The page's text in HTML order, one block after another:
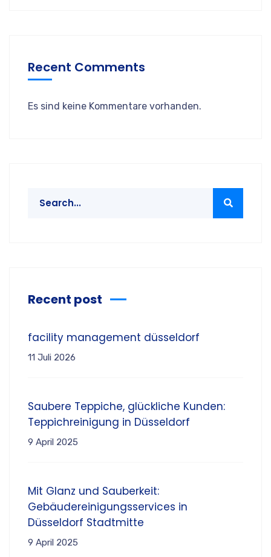
Recent Comments
Es sind keine Kommentare vorhanden.
Recent post
facility management düsseldorf
11 Juli 2026
Saubere Teppiche, glückliche Kunden:
Teppichreinigung in Düsseldorf
9 April 2025
Mit Glanz und Sauberkeit:
Gebäudereinigungsservices in
Düsseldorf Stadtmitte
9 April 2025